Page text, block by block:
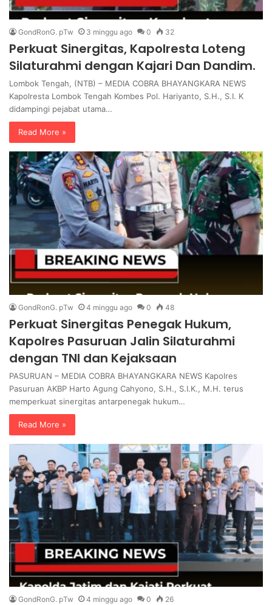
GondRonG. pTw 3 minggu ago 0 32
Perkuat Sinergitas, Kapolresta Loteng
Silaturahmi dengan Kajari Dan Dandim.‎
‎Lombok Tengah, (NTB) – MEDIA COBRA BHAYANGKARA NEWS
Kapolresta Lombok Tengah Kombes Pol. Hariyanto, S.H., S.I. K
didampingi pejabat utama…
Read More »
GondRonG. pTw 4 minggu ago 0 48
Perkuat Sinergitas Penegak Hukum,
Kapolres Pasuruan Jalin Silaturahmi
dengan TNI dan Kejaksaan
PASURUAN – MEDIA COBRA BHAYANGKARA NEWS Kapolres
Pasuruan AKBP Harto Agung Cahyono, S.H., S.I.K., M.H. terus
memperkuat sinergitas antarpenegak hukum…
Read More »
GondRonG. pTw 4 minggu ago 0 26